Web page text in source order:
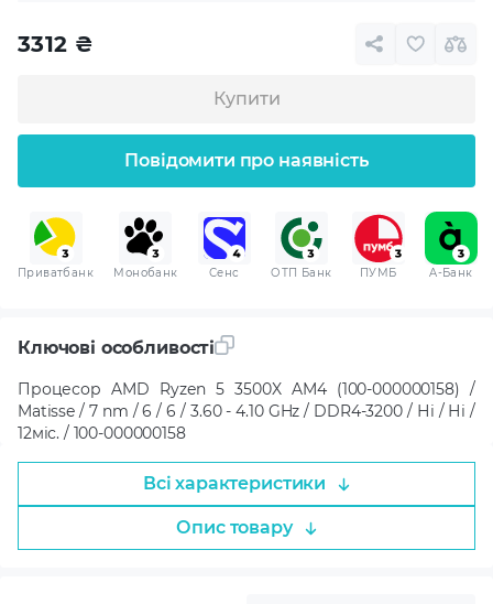
3312 ₴
Купити
Повідомити про наявність
Приватбанк Монобанк Сенс ОТП Банк ПУМБ A-Банк
Ключові особливості
Процесор AMD Ryzen 5 3500X AM4 (100-000000158) /
Matisse / 7 nm / 6 / 6 / 3.60 - 4.10 GHz / DDR4-3200 / Ні / Ні /
12міс. / 100-000000158
Всі характеристики
Опис товару